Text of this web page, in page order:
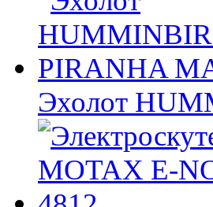
Эхолот